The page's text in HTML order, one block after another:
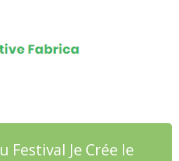
Festival Je Crée le